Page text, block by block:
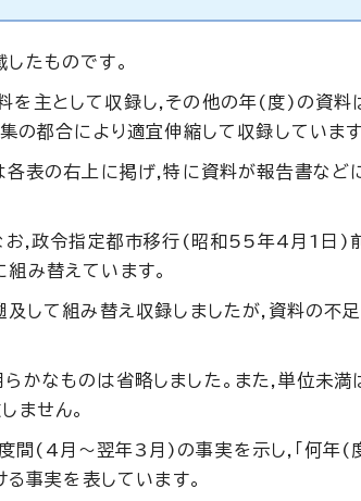
たものです。
主として収録し,その他の年(度)の資料
都合により適宜伸縮して収録しています
表の右上に掲げ,特に資料が報告書など
お,政令指定都市移行(昭和55年4月1日)
み替えています。
して組み替え収録しましたが,資料の不
かなものは省略しました。また,単位未満
ません。
度間(4月～翌年3月)の事実を示し,「何年(
事実を表しています。